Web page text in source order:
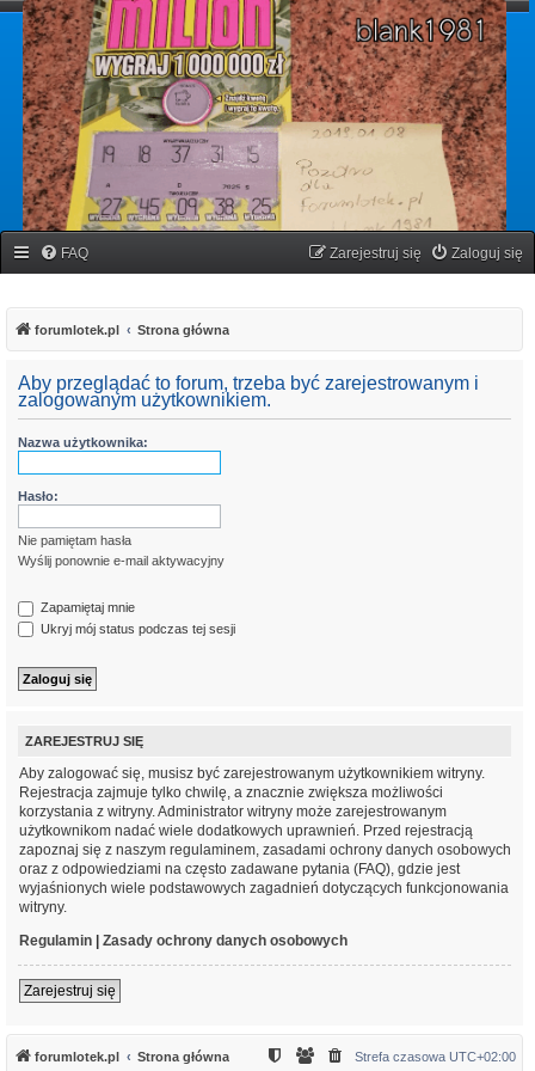
forumlotek.pl
Forum gier liczbowych
FAQ Zaloguj się
Zarejestruj się
forumlotek.pl Strona główna
Aby przeglądać to forum, trzeba być zarejestrowanym i
zalogowanym użytkownikiem.
Nazwa użytkownika:
Hasło:
Nie pamiętam hasła
Wyślij ponownie e-mail aktywacyjny
Zapamiętaj mnie
Ukryj mój status podczas tej sesji
ZAREJESTRUJ SIĘ
Aby zalogować się, musisz być zarejestrowanym użytkownikiem witryny.
Rejestracja zajmuje tylko chwilę, a znacznie zwiększa możliwości
korzystania z witryny. Administrator witryny może zarejestrowanym
użytkownikom nadać wiele dodatkowych uprawnień. Przed rejestracją
zapoznaj się z naszym regulaminem, zasadami ochrony danych osobowych
oraz z odpowiedziami na często zadawane pytania (FAQ), gdzie jest
wyjaśnionych wiele podstawowych zagadnień dotyczących funkcjonowania
witryny.
Regulamin
Zasady ochrony danych osobowych
Zarejestruj się
forumlotek.pl Strona główna Strefa czasowa UTC+02:00